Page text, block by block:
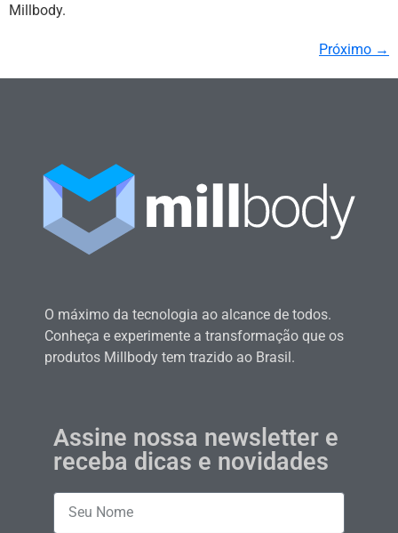
Millbody.
Próximo →
O máximo da tecnologia ao alcance de todos.
Conheça e experimente a transformação que os
produtos Millbody tem trazido ao Brasil.
Assine nossa newsletter e
receba dicas e novidades